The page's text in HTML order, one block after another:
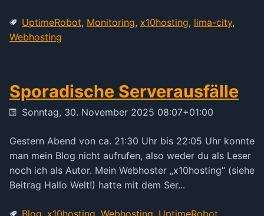
UptimeRobot, Monitoring, x10hosting, lima-city,
Webhosting
Sporadische Serverausfälle
Sonntag, 30. November 2025 08:07+01:00
Gestern Abend von ca. 21:30 Uhr bis 22:05 Uhr konnte
man mein Blog nicht aufrufen, also weder du als Leser
noch ich als Autor. Mein Webhoster „x10hosting“ (siehe
Beitrag Hallo Welt!) hatte mit dem Ser...
Blog x10hosting Webhosting UptimeRobot